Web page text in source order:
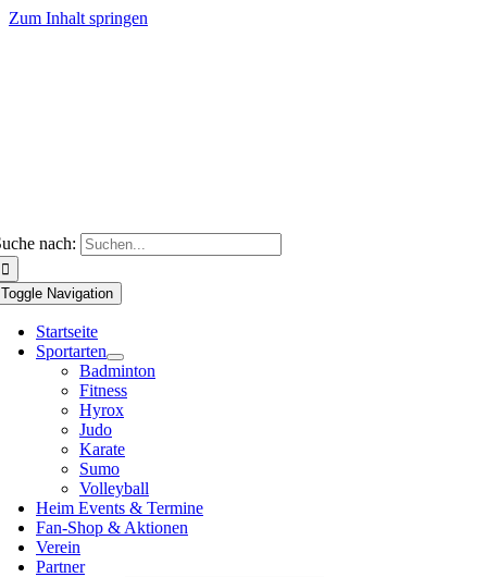
Zum Inhalt springen
nach:
Toggle Navigation
Startseite
Sportarten
Badminton
Fitness
Hyrox
Judo
Karate
Sumo
Volleyball
Heim Events & Termine
Fan-Shop & Aktionen
Verein
Partner